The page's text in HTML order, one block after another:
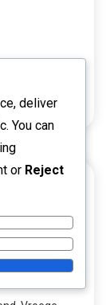
deliver
You can
or Reject